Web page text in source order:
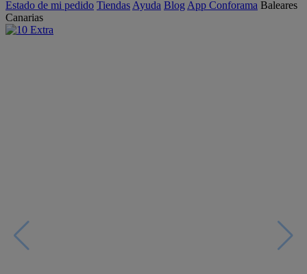
Estado de mi pedido Tiendas Ayuda Blog App Conforama Baleares
Canarias